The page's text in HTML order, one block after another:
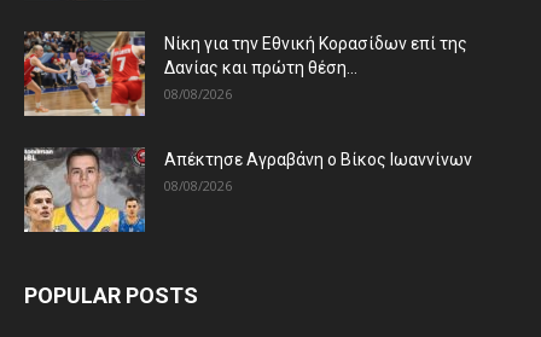
Νίκη για την Εθνική Κορασίδων επί της
Δανίας και πρώτη θέση...
08/08/2026
Απέκτησε Αγραβάνη ο Βίκος Ιωαννίνων
08/08/2026
POPULAR POSTS